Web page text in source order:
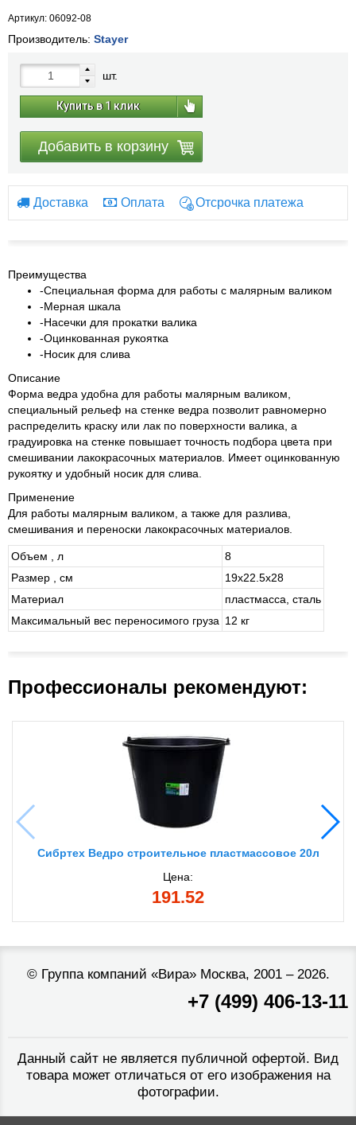
Артикул: 06092-08
Производитель: Stayer
шт.
Купить в 1 клик
Добавить в корзину
Доставка Оплата Отсрочка платежа
Преимущества
-Специальная форма для работы с малярным валиком
-Мерная шкала
-Насечки для прокатки валика
-Оцинкованная рукоятка
-Носик для слива
Описание
Форма ведра удобна для работы малярным валиком,
специальный рельеф на стенке ведра позволит равномерно
распределить краску или лак по поверхности валика, а
градуировка на стенке повышает точность подбора цвета при
смешивании лакокрасочных материалов. Имеет оцинкованную
рукоятку и удобный носик для слива.
Применение
Для работы малярным валиком, а также для разлива,
смешивания и переноски лакокрасочных материалов.
Объем , л
8
Размер , см
19x22.5x28
Материал
пластмасса, сталь
Максимальный вес переносимого груза 12 кг
Профессионалы рекомендуют:
Сибртех Ведро строительное пластмассовое 20л
Цена:
191.52
© Группа компаний «Вира»Москва, 2001 – 2026.
+7 (499) 406-13-11
Данный сайт не является публичной офертой. Вид
товара может отличаться от его изображения на
фотографии.